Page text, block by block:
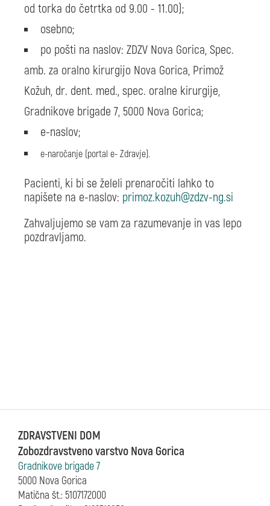
od torka do četrtka od 9.00 - 11.00);
osebno;
po pošti na naslov: ZDZV Nova Gorica, Spec.
amb. za oralno kirurgijo Nova Gorica, Primož
Kožuh, dr. dent. med., spec. oralne kirurgije,
Gradnikove brigade 7, 5000 Nova Gorica;
e-naslov;
e-naročanje (portal e- Zdravje).
Pacienti, ki bi se želeli prenaročiti lahko to
napišete na e-naslov:
Zahvaljujemo se vam za razumevanje in vas lepo
pozdravljamo.
ZDRAVSTVENI DOM
Zobozdravstveno varstvo Nova Gorica
Gradnikove brigade 7
5000 Nova Gorica
Matična št.: 5107172000